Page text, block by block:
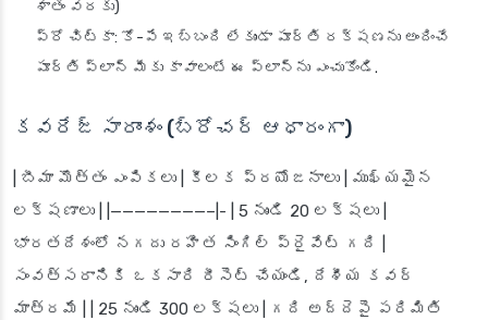
శాతం వరకు)
ప్రో చిట్కా: కో-పే ఇబ్బంది లేకుండా పూర్తి రక్షణను అందించే
పూర్తి ప్లాన్ మీకు కావాలంటే ఈ ప్లాన్‌ను ఎంచుకోండి.
కవరేజ్ సారాంశం (బ్రోచర్ ఆధారంగా)
| బీమా మొత్తం ఎంపికలు | కీలక ప్రయోజనాలు | ముఖ్యమైన
లక్షణాలు | |————————–|- | 5 నుండి 20 లక్షలు |
భారతదేశంలో నగదు రహిత సింగిల్ ప్రైవేట్ గది |
సంవత్సరానికి ఒకసారి రీసెట్ చేయండి, దేశీయ కవర్
మాత్రమే | | 25 నుండి 300 లక్షలు | గది అద్దెపై పరిమితి